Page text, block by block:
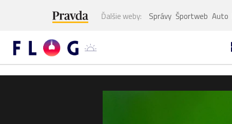
Ďalšie weby: Správy Športweb Auto